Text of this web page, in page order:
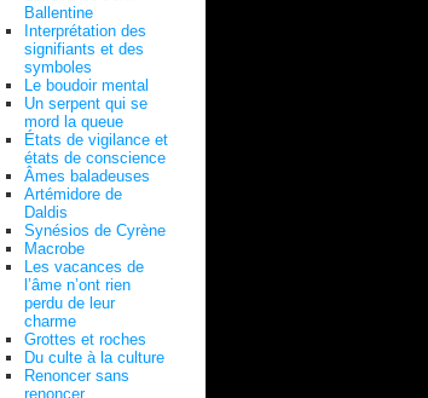
Ballentine
Interprétation des
signifiants et des
symboles
Le boudoir mental
Un serpent qui se
mord la queue
États de vigilance et
états de conscience
Âmes baladeuses
Artémidore de
Daldis
Synésios de Cyrène
Macrobe
Les vacances de
l’âme n’ont rien
perdu de leur
charme
Grottes et roches
Du culte à la culture
Renoncer sans
renoncer